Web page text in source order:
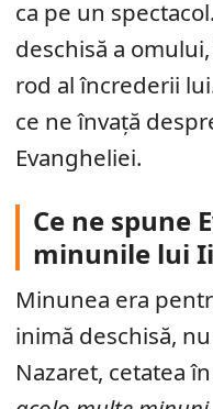
ca pe un
deschisă a
rod al încrederii
ce ne învață
Evangheliei.
Ce ne spune
minunile lui
Minunea era
inimă deschisă,
Nazaret, cetatea